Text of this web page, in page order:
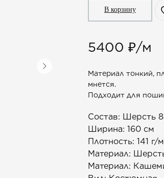
В корзину
5400 ₽/м
Материал тонкий,
мнется.
Подходит для
Состав: Шерсть
Ширина: 160 см
Плотность: 141 г/м
Материал:
Материал: